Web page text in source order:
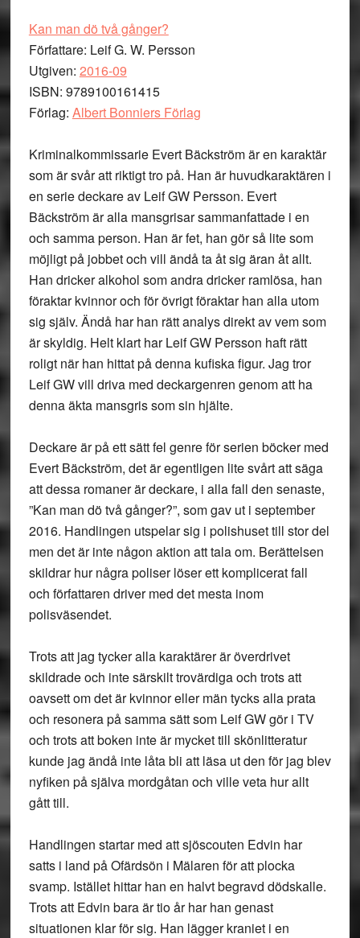
Kan man dö två gånger?
Författare: Leif G. W. Persson
Utgiven: 2016-09
ISBN: 9789100161415
Förlag: Albert Bonniers Förlag
Kriminalkommissarie Evert Bäckström är en karaktär
som är svår att riktigt tro på. Han är huvudkaraktären i
en serie deckare av Leif GW Persson. Evert
Bäckström är alla mansgrisar sammanfattade i en
och samma person. Han är fet, han gör så lite som
möjligt på jobbet och vill ändå ta åt sig äran åt allt.
Han dricker alkohol som andra dricker ramlösa, han
föraktar kvinnor och för övrigt föraktar han alla utom
sig själv. Ändå har han rätt analys direkt av vem som
är skyldig. Helt klart har Leif GW Persson haft rätt
roligt när han hittat på denna kufiska figur. Jag tror
Leif GW vill driva med deckargenren genom att ha
denna äkta mansgris som sin hjälte.
Deckare är på ett sätt fel genre för serien böcker med
Evert Bäckström, det är egentligen lite svårt att säga
att dessa romaner är deckare, i alla fall den senaste,
”Kan man dö två gånger?”, som gav ut i september
2016. Handlingen utspelar sig i polishuset till stor del
men det är inte någon aktion att tala om. Berättelsen
skildrar hur några poliser löser ett komplicerat fall
och författaren driver med det mesta inom
polisväsendet.
Trots att jag tycker alla karaktärer är överdrivet
skildrade och inte särskilt trovärdiga och trots att
oavsett om det är kvinnor eller män tycks alla prata
och resonera på samma sätt som Leif GW gör i TV
och trots att boken inte är mycket till skönlitteratur
kunde jag ändå inte låta bli att läsa ut den för jag blev
nyfiken på själva mordgåtan och ville veta hur allt
gått till.
Handlingen startar med att sjöscouten Edvin har
satts i land på Ofärdsön i Mälaren för att plocka
svamp. Istället hittar han en halvt begravd dödskalle.
Trots att Edvin bara är tio år har han genast
situationen klar för sig. Han lägger kraniet i en